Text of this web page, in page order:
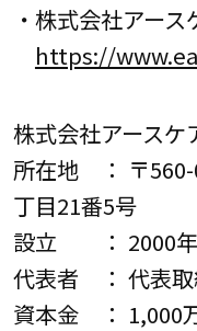
・株式会社アー
https://
株式会社アースケ
所在地 ： 〒
丁目21番5号
設立 ： 2000年
代表者 ： 代表
資本金 ： 1,000